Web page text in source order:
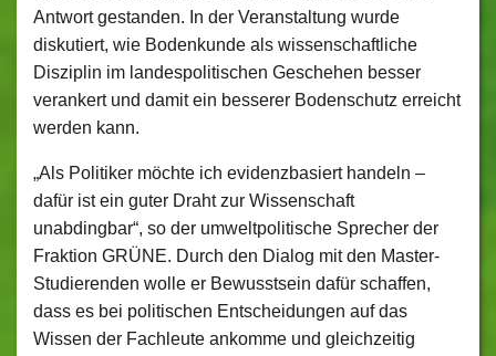
Antwort gestanden. In der Veranstaltung wurde
diskutiert, wie Bodenkunde als wissenschaftliche
Disziplin im landespolitischen Geschehen besser
verankert und damit ein besserer Bodenschutz erreicht
werden kann.
„Als Politiker möchte ich evidenzbasiert handeln –
dafür ist ein guter Draht zur Wissenschaft
unabdingbar“, so der umweltpolitische Sprecher der
Fraktion GRÜNE. Durch den Dialog mit den Master-
Studierenden wolle er Bewusstsein dafür schaffen,
dass es bei politischen Entscheidungen auf das
Wissen der Fachleute ankomme und gleichzeitig